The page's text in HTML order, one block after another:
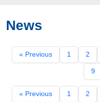
News
« Previous 1 2
9
« Previous 1 2